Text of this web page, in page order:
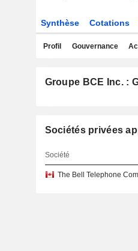
Synthèse Cotations
Profil Gouvernance
Groupe BCE Inc. :
Sociétés privées
Société
The Bell Telephone